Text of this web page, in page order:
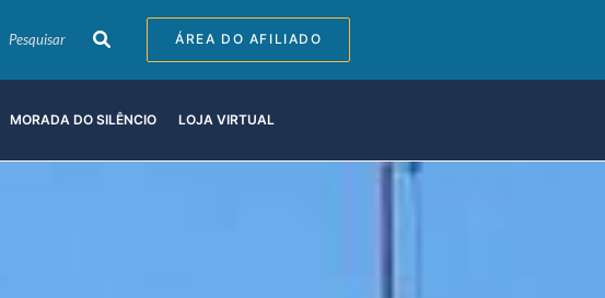
ÁREA DO AFILIADO
MORADA DO SILÊNCIO LOJA VIRTUAL